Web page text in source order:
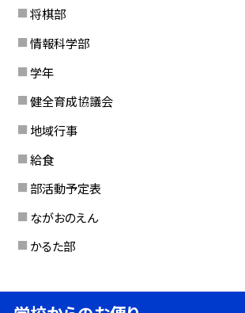
将棋部
情報科学部
学年
健全育成協議会
地域行事
給食
部活動予定表
ながおのえん
かるた部